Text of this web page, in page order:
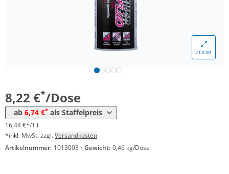
ZOOM
8,22 €*/Dose
ab 6,74 €* als Staffelpreis
Preis
7,54 €
16,44 €*/1 l
*inkl. MwSt. zzgl.Versandkosten
Artikelnummer: 1013003 · Gewicht: 0,46 kg/Dose